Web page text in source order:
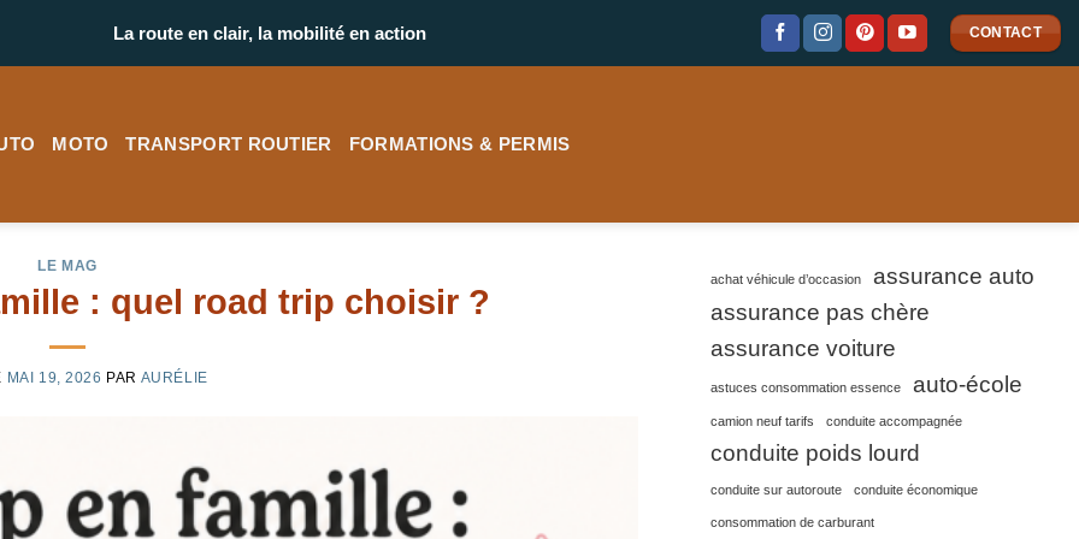
La route en clair, la mobilité en action CONTACT
MOTO TRANSPORT ROUTIER FORMATIONS & PERMIS
LE MAG
: quel road trip choisir ?
MAI 19, 2026 PAR AURÉLIE
achat véhicule d’occasion
assurance auto
assurance pas chère
assurance voiture
astuces consommation essence auto-école
camion neuf tarifs conduite accompagnée
conduite poids lourd
conduite sur autoroute conduite économique
consommation de carburant